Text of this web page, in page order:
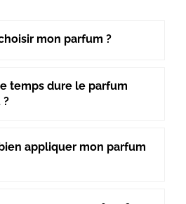
mon parfum ?
temps dure le parfum
?
appliquer mon parfum